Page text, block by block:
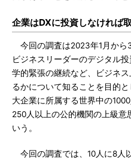
企業はDXに投資しなければ
今回の調査は2023年1月から
ビジネスリーダーのデジタル
学的緊張の継続など、ビジネ
るかについて知ることを目的
大企業に所属する世界中の
250人以上の公的機関の上級意
いう。
今回の調査では、10人に8人